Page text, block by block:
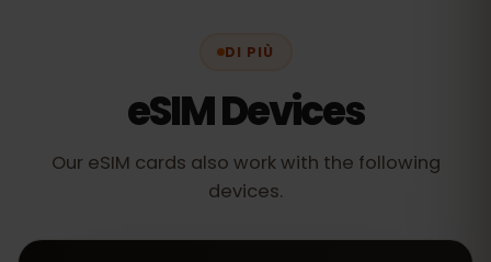
DI PIÙ
eSIM Devices
Our eSIM cards also work with the following
devices.